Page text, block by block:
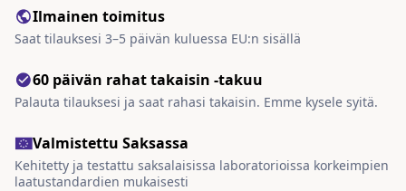
Ilmainen toimitus
Saat tilauksesi 3–5 päivän kuluessa EU:n sisällä
60 päivän rahat takaisin -takuu
Palauta tilauksesi ja saat rahasi takaisin. Emme kysele syitä.
Valmistettu Saksassa
Kehitetty ja testattu saksalaisissa laboratorioissa korkeimpien
laatustandardien mukaisesti